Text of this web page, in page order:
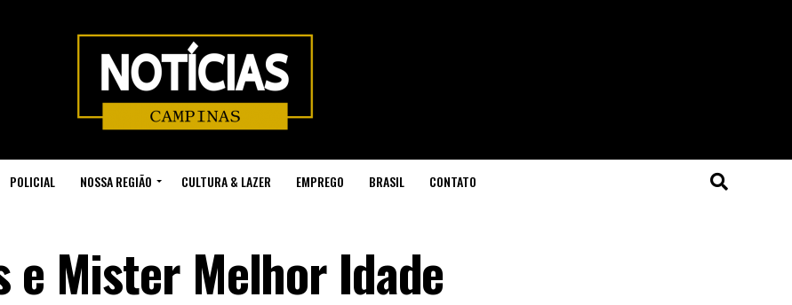
POLICIAL NOSSA REGIÃO CULTURA & LAZER EMPREGO BRASIL CONTATO
e Mister Melhor Idade